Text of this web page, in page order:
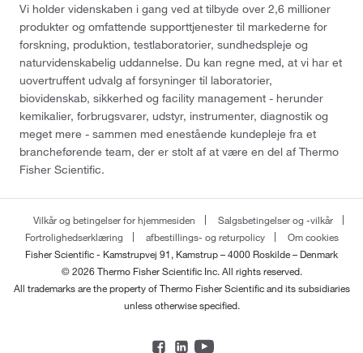
Vi holder videnskaben i gang ved at tilbyde over 2,6 millioner
produkter og omfattende supporttjenester til markederne for
forskning, produktion, testlaboratorier, sundhedspleje og
naturvidenskabelig uddannelse. Du kan regne med, at vi har et
uovertruffent udvalg af forsyninger til laboratorier,
biovidenskab, sikkerhed og facility management - herunder
kemikalier, forbrugsvarer, udstyr, instrumenter, diagnostik og
meget mere - sammen med enestående kundepleje fra et
brancheførende team, der er stolt af at være en del af Thermo
Fisher Scientific.
Vilkår og betingelser for hjemmesiden
Salgsbetingelser og -vilkår
Fortrolighedserklæring
afbestillings- og returpolicy
Om cookies
Fisher Scientific - Kamstrupvej 91, Kamstrup – 4000 Roskilde – Denmark
© 2026 Thermo Fisher Scientific Inc. All rights reserved.
All trademarks are the property of Thermo Fisher Scientific and its subsidiaries
unless otherwise specified.